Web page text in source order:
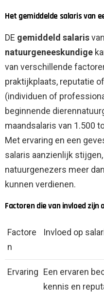
Het gemiddelde salaris van
DE gemiddeld salaris
natuurgeneeskundige
van verschillende
praktijkplaats, reputatie
(individuen of
beginnende
maandsalaris van 1.500
Met ervaring en een
salaris aanzienlijk
natuurgenezers meer
kunnen verdienen.
Factoren die van invloed zijn
Factore
n
Invloed op
Ervaring Een ervaren
kennis en